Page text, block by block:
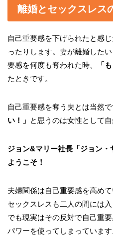
離婚とセックスレス
自己重要感を下げられたと感
ったりします。妻が離婚した
要感を何度も奪われた時、
「
たときです。
自己重要感を奪う夫とは当然
い！」
と思うのは女性として自
ジョン&マリー社長「ジョン・
ようこそ！
夫婦関係は自己重要感を高め
セックスレスも二人の間には
でも現実はその反対で自己重
パワーを使ってしまっています